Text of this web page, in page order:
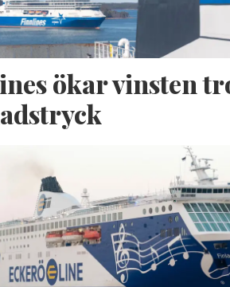
ökar vinsten